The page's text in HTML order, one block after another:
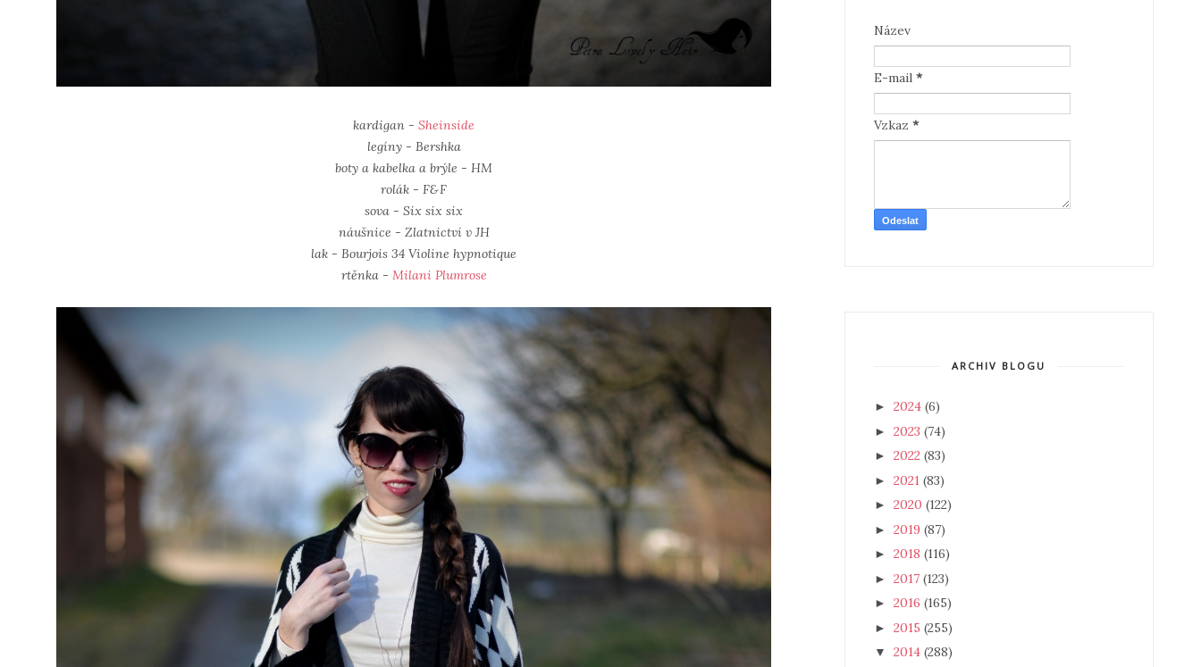
kardigan -Sheinside
legíny - Bershka
boty a kabelka a brýle - HM
rolák - F&F
sova - Six six six
náušnice - Zlatnictví v JH
lak - Bourjois 34 Violine hypnotique
rtěnka - Milani Plumrose
Název
E-mail *
Vzkaz *
ARCHIV BLOGU
► 2024 (6)
► 2023 (74)
► 2022 (83)
► 2021 (83)
► 2020 (122)
► 2019 (87)
► 2018 (116)
► 2017 (123)
► 2016 (165)
► 2015 (255)
▼ 2014 (288)